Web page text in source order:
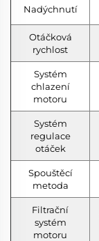
Nadýchnutí
Otáčková
rychlost
Systém
chlazení
motoru
Systém
regulace
otáček
Spouštěcí
metoda
Filtrační
systém
motoru